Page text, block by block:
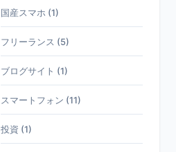
国産スマホ (1)
フリーランス (5)
ブログサイト (1)
スマートフォン (11)
投資 (1)